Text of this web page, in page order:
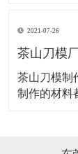
须穿戴劳保用品。 2、操作者必须经
岗，对不要
2021-07-26
茶山刀模
茶山刀模制
制作的材料